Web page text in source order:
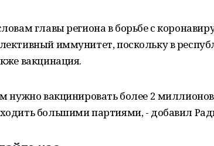
главы региона в борьбе с
иммунитет, поскольку в
вакцинация.
нужно вакцинировать более 2
большими партиями, - добавил